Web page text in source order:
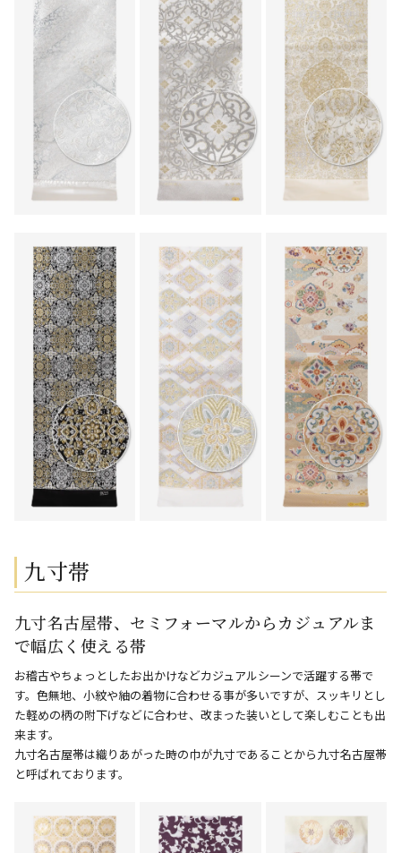
九寸帯
九寸名古屋帯、セミフォーマルからカジュアルま
で幅広く使える帯
お稽古やちょっとしたお出かけなどカジュアルシーンで活躍する帯で
す。色無地、小紋や紬の着物に合わせる事が多いですが、スッキリとし
た軽めの柄の附下げなどに合わせ、改まった装いとして楽しむことも出
来ます。
九寸名古屋帯は織りあがった時の巾が九寸であることから九寸名古屋帯
と呼ばれております。